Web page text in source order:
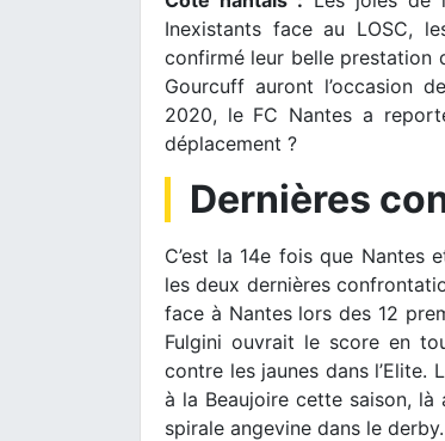
Inexistants face au LOSC,
confirmé leur belle prestation
Gourcuff auront l’occasion
2020, le FC Nantes a
déplacement ?
Dernières
C’est la 14e fois que Nantes
les deux dernières
face à Nantes lors des 12
Fulgini ouvrait le score en
contre les jaunes dans l’Elite.
à la Beaujoire cette saison,
spirale angevine dans le derby.